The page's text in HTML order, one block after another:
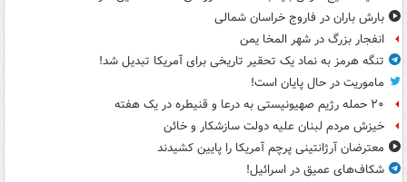
بارش باران در فاروج خراسان شمالی
انفجار بزرگ در شهر المخا یمن
تنگه هرمز به نماد یک تحقیر تاریخی برای آمریکا تبدیل شد!
ماموریت در حال پایان است!
۲۰ حمله رژیم صهیونیستی به درعا و قنیطره در یک هفته
خیزش مردم لبنان علیه دولت سازشکار و خائن
معترضان آرژانتینی پرچم آمریکا را پایین کشیدند
شکاف‌های عمیق در اسرائیل!